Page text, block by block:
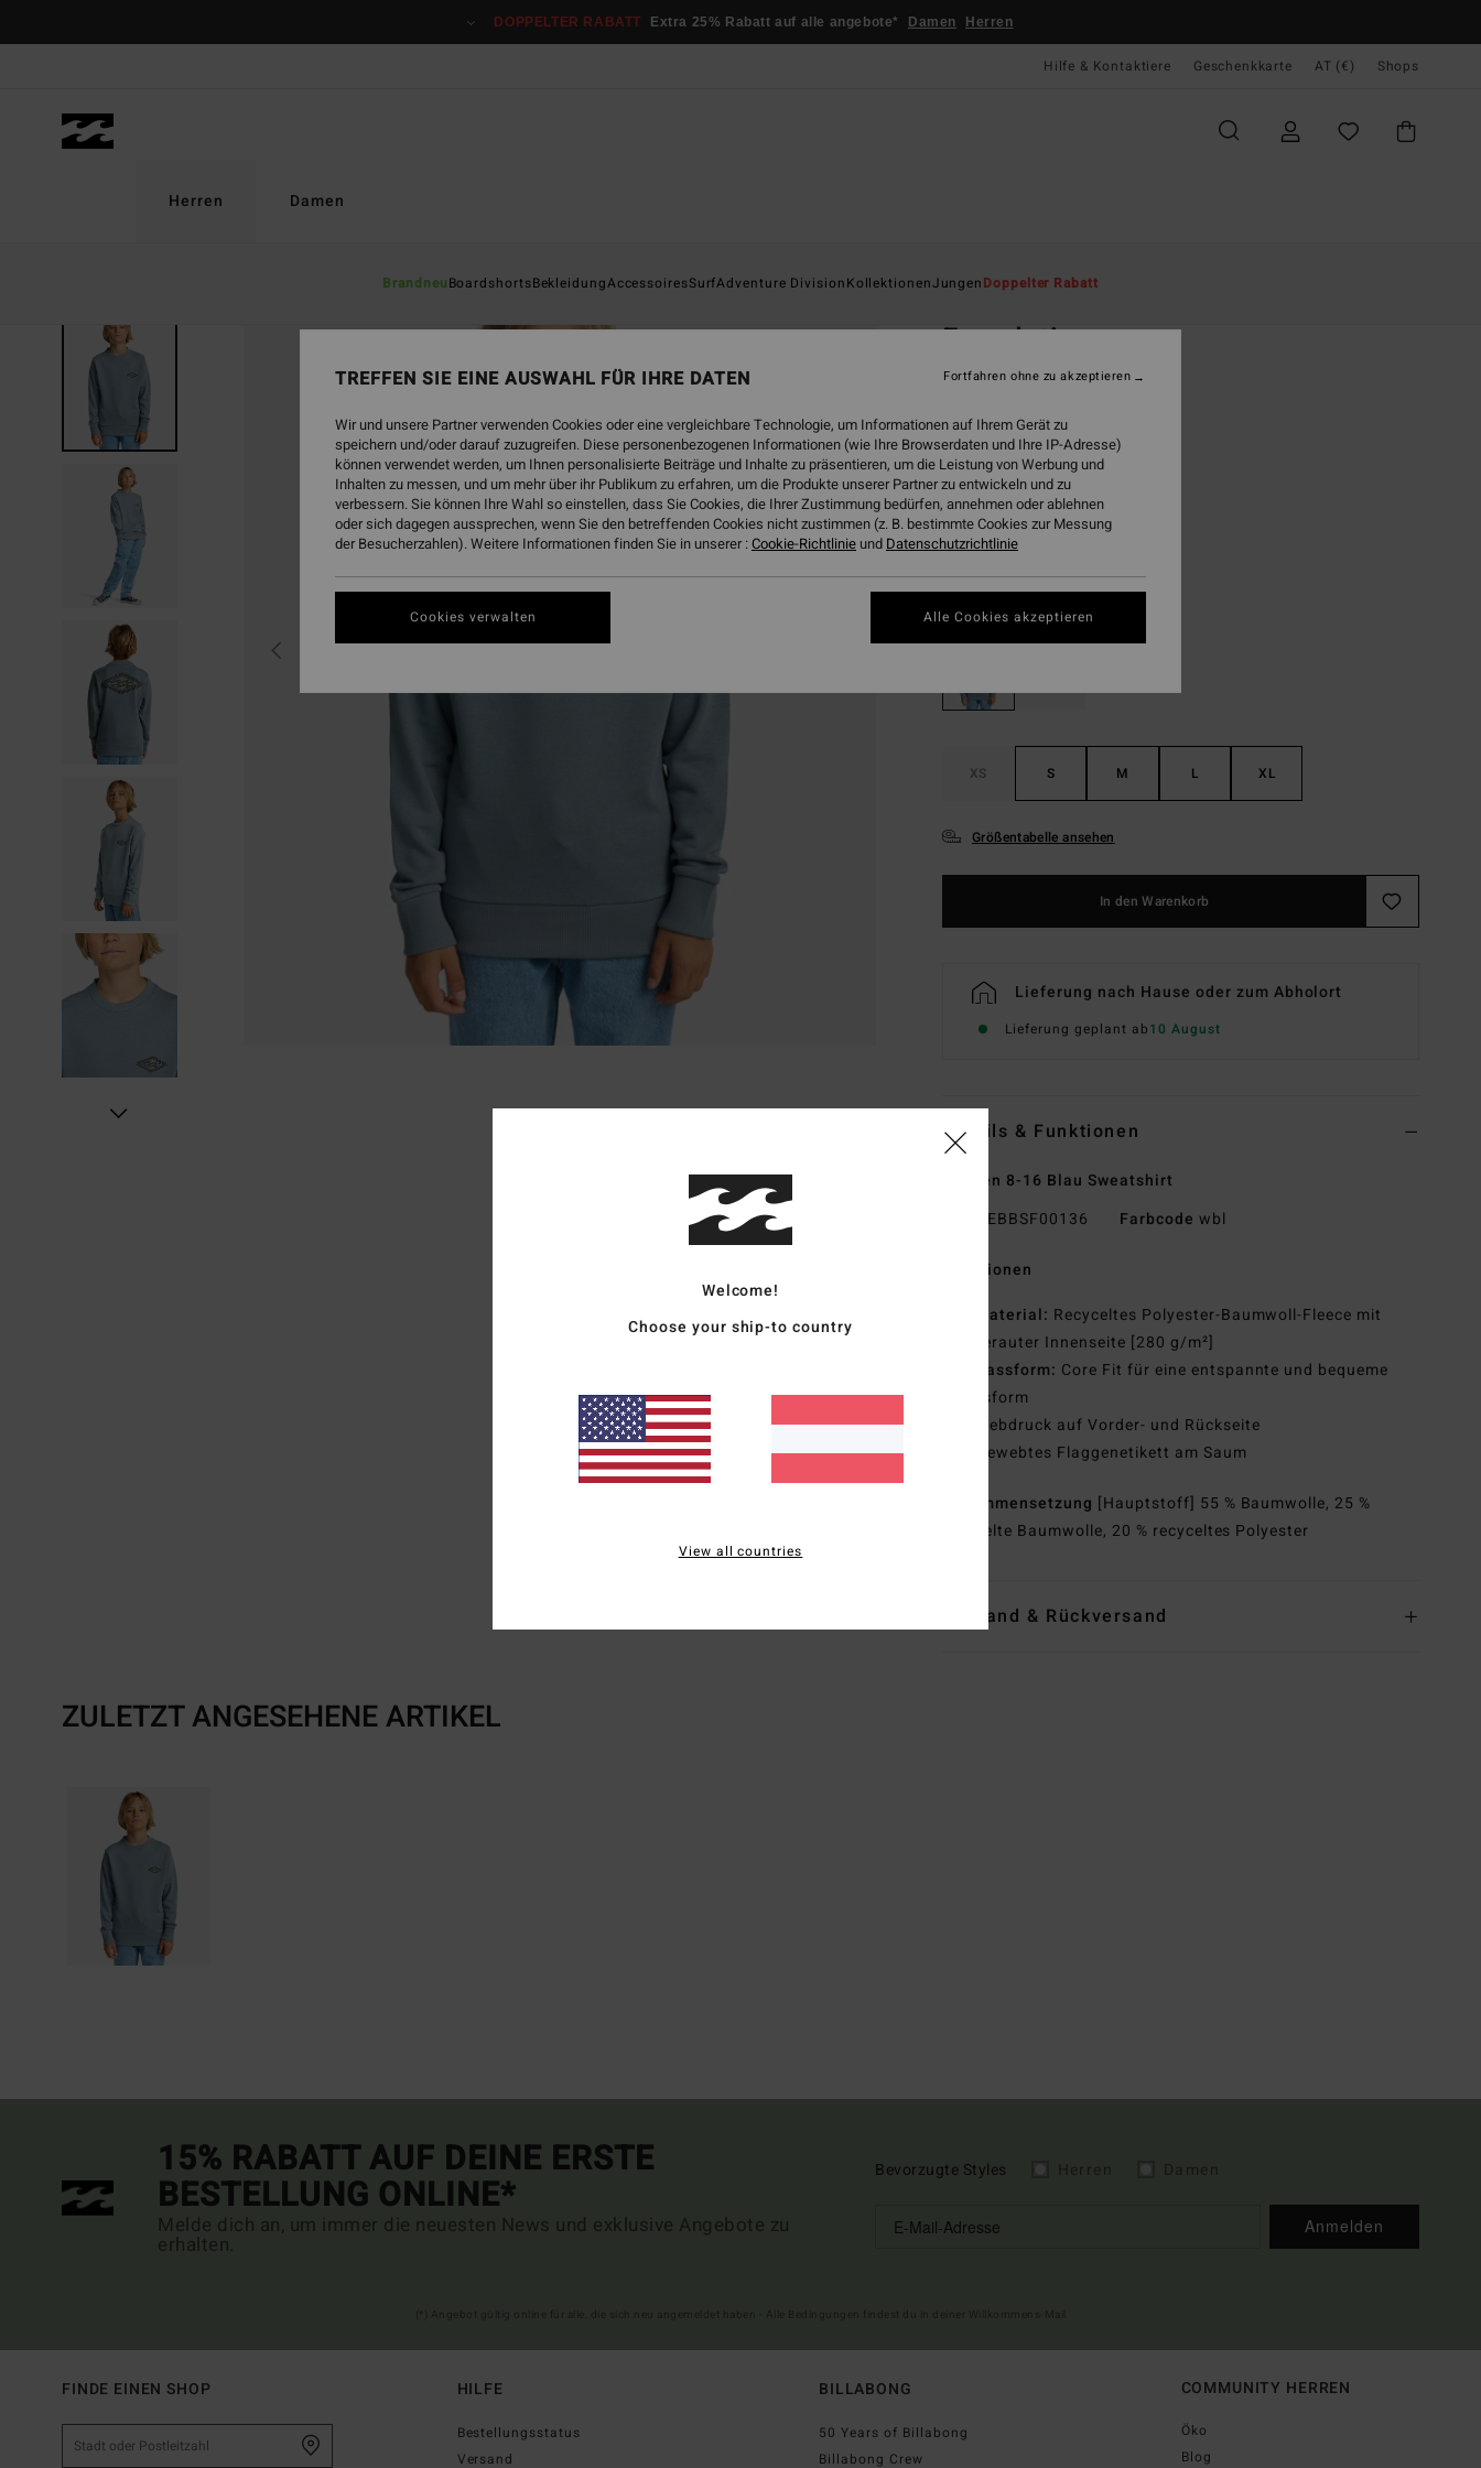
DOPPELTER RABATT Extra 25% Rabatt auf alle angebote* Damen Herren
Hilfe & Kontaktiere Geschenkkarte AT (€) Shops
Herren
BrandneuBoardshortsBekleidungAccessoiresSurfAdventure DivisionKollektionenJungenDoppelter Rabatt
Damen
Foundation
Jungen 8-16 Blau Sweatshirt
ECO-BONUS
€ 45,95
63%
€ 17,23
SALE
DOPPELTER RABATT EXTRA 25%
FarbeWashed Blue
XS S M L XL
Größentabelle ansehen
In den Warenkorb
Lieferung nach Hause oder zum Abholort
Lieferung geplant ab10 August
Details & Funktionen
Jungen 8-16 Blau Sweatshirt
EBBSF00136 Farbcode wbl
Funktionen
Material: Recyceltes Polyester-Baumwoll-Fleece mit
angerauter Innenseite [280 g/m²]
Passform: Core Fit für eine entspannte und bequeme
Passform
Siebdruck auf Vorder- und Rückseite
Gewebtes Flaggenetikett am Saum
Zusammensetzung [Hauptstoff] 55 % Baumwolle, 25 %
recycelte Baumwolle, 20 % recyceltes Polyester
Versand & Rückversand
ZULETZT ANGESEHENE ARTIKEL
15% RABATT AUF DEINE ERSTE
BESTELLUNG ONLINE*
Melde dich an, um immer die neuesten News und exklusive Angebote zu
erhalten.
Bevorzugte Styles
Anmelden
FINDE EINEN SHOP HILFE
Bestellungsstatus
Versand
BILLABONG
50 Years of Billabong
Billabong Crew
COMMUNITY HERREN
Öko
Blog
Welcome!
Choose your ship-to country
View all countries
TREFFEN SIE EINE AUSWAHL FÜR IHRE DATEN
Wir und unsere Partner verwenden Cookies oder eine vergleichbare Technologie, um Informationen auf Ihrem Gerät zu
speichern und/oder darauf zuzugreifen. Diese personenbezogenen Informationen (wie Ihre Browserdaten und Ihre IP-Adresse)
können verwendet werden, um Ihnen personalisierte Beiträge und Inhalte zu präsentieren, um die Leistung von Werbung und
Inhalten zu messen, und um mehr über ihr Publikum zu erfahren, um die Produkte unserer Partner zu entwickeln und zu
verbessern. Sie können Ihre Wahl so einstellen, dass Sie Cookies, die Ihrer Zustimmung bedürfen, annehmen oder ablehnen
oder sich dagegen aussprechen, wenn Sie den betreffenden Cookies nicht zustimmen (z. B. bestimmte Cookies zur Messung
der Besucherzahlen). Weitere Informationen finden Sie in unserer :Cookie-Richtlinie und Datenschutzrichtlinie
Cookies verwalten
Fortfahren ohne zu akzeptieren
Alle Cookies akzeptieren